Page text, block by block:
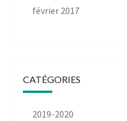
février 2017
CATÉGORIES
2019-2020